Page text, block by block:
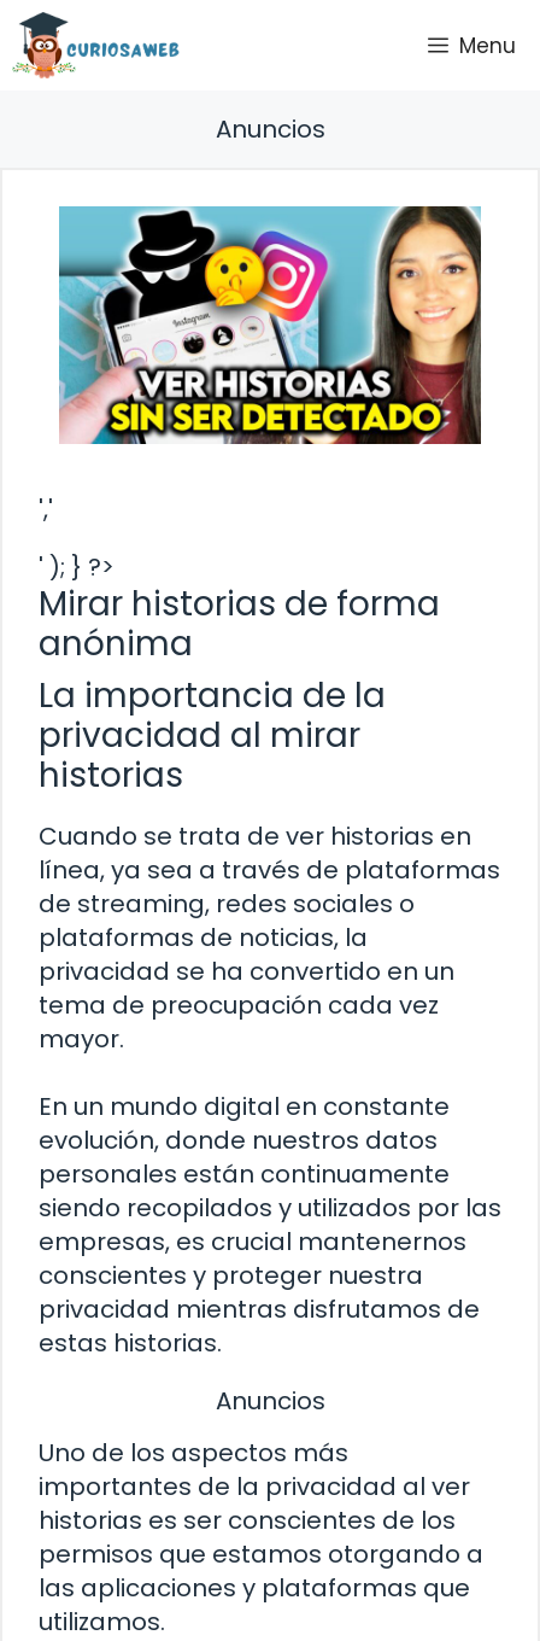
Saltar
contenido
Menu
Anuncios
','
' ); } ?>
Mirar historias de forma
anónima
La importancia de la
privacidad al mirar
historias
Cuando se trata de ver historias en
línea, ya sea a través de plataformas
de streaming, redes sociales o
plataformas de noticias, la
privacidad se ha convertido en un
tema de preocupación cada vez
mayor.
En un mundo digital en constante
evolución, donde nuestros datos
personales están continuamente
siendo recopilados y utilizados por las
empresas, es crucial mantenernos
conscientes y proteger nuestra
privacidad mientras disfrutamos de
estas historias.
Anuncios
Uno de los aspectos más
importantes de la privacidad al ver
historias es ser conscientes de los
permisos que estamos otorgando a
las aplicaciones y plataformas que
utilizamos.